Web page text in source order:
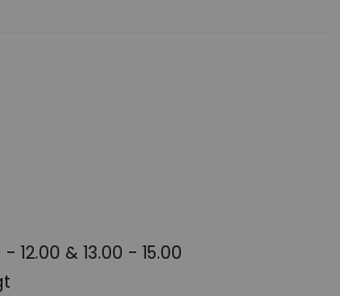
12.00 & 13.00 - 15.00